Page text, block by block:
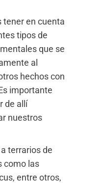
tener en cuenta
tipos de
que se
al
hechos con
importante
de allí
nuestros
terrarios de
como las
entre otros,